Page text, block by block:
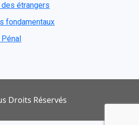
étrangers
fondamentaux
Droits Réservés